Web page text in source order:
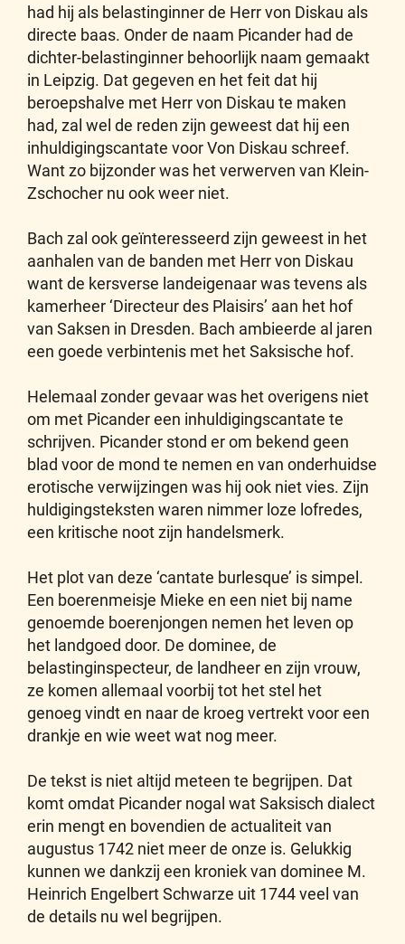
had hij als belastinginner de Herr von Diskau als
directe baas. Onder de naam Picander had de
dichter-belastinginner behoorlijk naam gemaakt
in Leipzig. Dat gegeven en het feit dat hij
beroepshalve met Herr von Diskau te maken
had, zal wel de reden zijn geweest dat hij een
inhuldigingscantate voor Von Diskau schreef.
Want zo bijzonder was het verwerven van Klein-
Zschocher nu ook weer niet.
Bach zal ook geïnteresseerd zijn geweest in het
aanhalen van de banden met Herr von Diskau
want de kersverse landeigenaar was tevens als
kamerheer ‘Directeur des Plaisirs’ aan het hof
van Saksen in Dresden. Bach ambieerde al jaren
een goede verbintenis met het Saksische hof.
Helemaal zonder gevaar was het overigens niet
om met Picander een inhuldigingscantate te
schrijven. Picander stond er om bekend geen
blad voor de mond te nemen en van onderhuidse
erotische verwijzingen was hij ook niet vies. Zijn
huldigingsteksten waren nimmer loze lofredes,
een kritische noot zijn handelsmerk.
Het plot van deze ‘cantate burlesque’ is simpel.
Een boerenmeisje Mieke en een niet bij name
genoemde boerenjongen nemen het leven op
het landgoed door. De dominee, de
belastinginspecteur, de landheer en zijn vrouw,
ze komen allemaal voorbij tot het stel het
genoeg vindt en naar de kroeg vertrekt voor een
drankje en wie weet wat nog meer.
De tekst is niet altijd meteen te begrijpen. Dat
komt omdat Picander nogal wat Saksisch dialect
erin mengt en bovendien de actualiteit van
augustus 1742 niet meer de onze is. Gelukkig
kunnen we dankzij een kroniek van dominee M.
Heinrich Engelbert Schwarze uit 1744 veel van
de details nu wel begrijpen.